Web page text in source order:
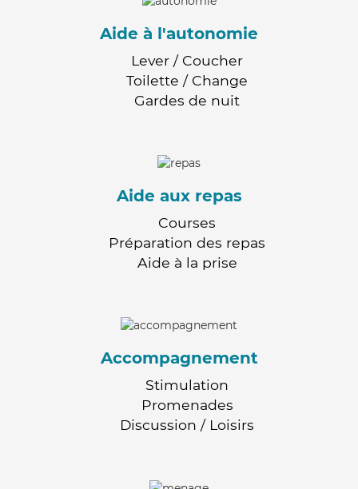
Aide à l'autonomie
Lever / Coucher
Toilette / Change
Gardes de nuit
Aide aux repas
Courses
Préparation des repas
Aide à la prise
Accompagnement
Stimulation
Promenades
Discussion / Loisirs